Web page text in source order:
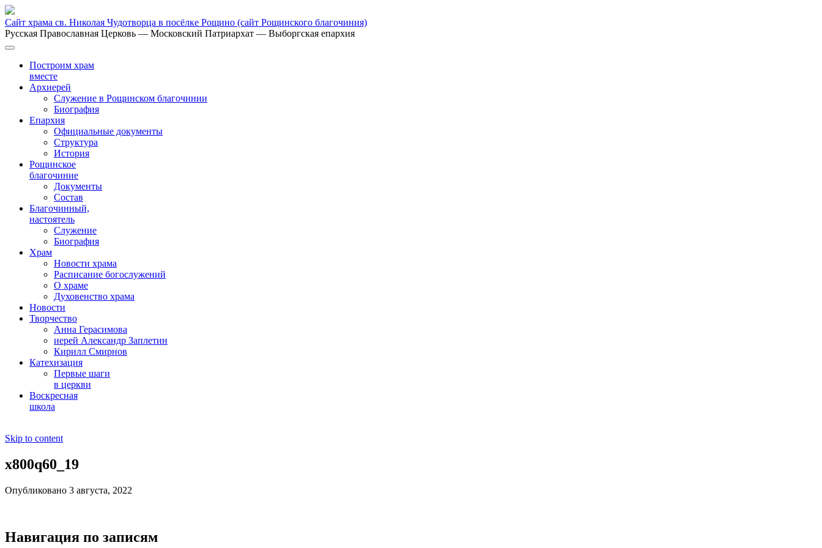
Сайт храма св. Николая Чудотворца в посёлке Рощино (сайт Рощинского благочиния)
Русская Православная Церковь — Московский Патриархат — Выборгская епархия
Построим храм
вместе
Архиерей
Служение в Рощинском благочинии
Биография
Епархия
Официальные документы
Структура
История
Рощинское
благочиние
Документы
Состав
Благочинный,
настоятель
Служение
Биография
Храм
Новости храма
Расписание богослужений
О храме
Духовенство храма
Новости
Творчество
Анна Герасимова
иерей Александр Заплетин
Кирилл Смирнов
Катехизация
Первые шаги
в церкви
Воскресная
школа
Skip to content
x800q60_19
Опубликовано 3 августа, 2022
Навигация по записям